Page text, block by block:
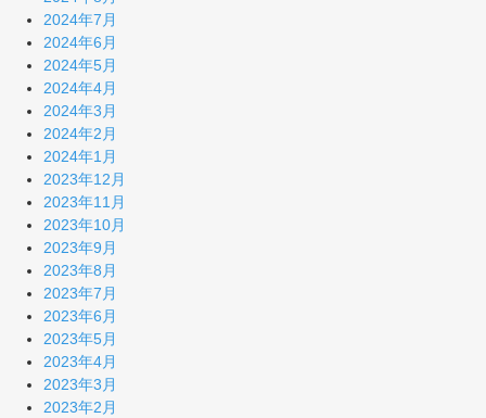
2024年7月
2024年6月
2024年5月
2024年4月
2024年3月
2024年2月
2024年1月
2023年12月
2023年11月
2023年10月
2023年9月
2023年8月
2023年7月
2023年6月
2023年5月
2023年4月
2023年3月
2023年2月